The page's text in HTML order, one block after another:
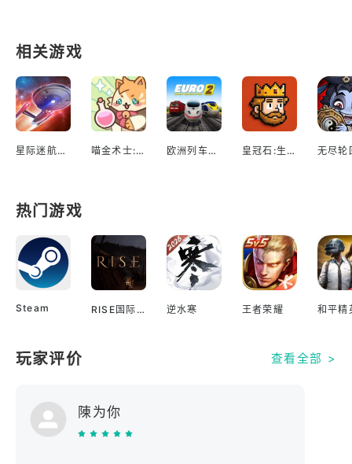
相关游戏
星际迷航：舰队指挥官 喵金术士:猫咪合并大亨 欧洲列车模拟2 皇冠石:生存
热门游戏
Steam RISE国际服 逆水寒 王者荣耀 和平精
玩家评价 查看全部 >
陳为你